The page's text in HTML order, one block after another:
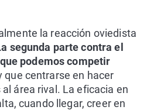
la reacción oviedista
segunda parte contra el
podemos competir
que centrarse en hacer
área rival. La eficacia en
cuando llegar, creer en